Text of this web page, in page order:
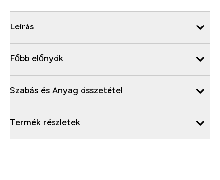
Leírás
Főbb előnyök
Szabás és Anyag összetétel
Termék részletek